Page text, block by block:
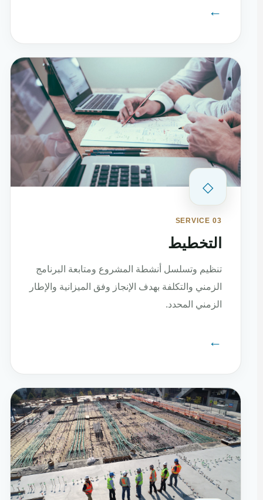
←
◇
SERVICE 03
التخطيط
تنظيم وتسلسل أنشطة المشروع ومتابعة البرنامج
الزمني والتكلفة بهدف الإنجاز وفق الميزانية والإطار
الزمني المحدد.
←